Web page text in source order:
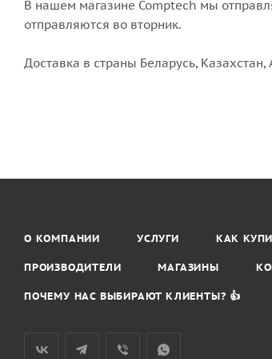
В нашем магазине Comptech мы
отправляются во вторник.
Доставка в страны Беларусь,
О КОМПАНИИ УСЛУГИ КАК
ПРОИЗВОДИТЕЛИ МАГАЗИНЫ
ПОЧЕМУ НАС ВЫБИРАЮТ КЛИЕНТЫ? 👍